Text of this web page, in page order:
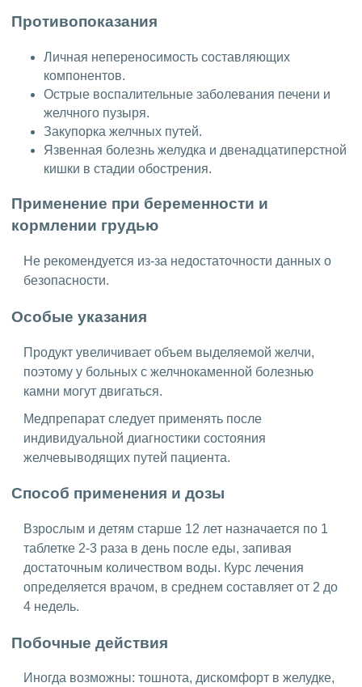
Противопоказания
Личная непереносимость составляющих
компонентов.
Острые воспалительные заболевания печени и
желчного пузыря.
Закупорка желчных путей.
Язвенная болезнь желудка и двенадцатиперстной
кишки в стадии обострения.
Применение при беременности и
кормлении грудью
Не рекомендуется из-за недостаточности данных о
безопасности.
Особые указания
Продукт увеличивает объем выделяемой желчи,
поэтому у больных с желчнокаменной болезнью
камни могут двигаться.
Медпрепарат следует применять после
индивидуальной диагностики состояния
желчевыводящих путей пациента.
Способ применения и дозы
Взрослым и детям старше 12 лет назначается по 1
таблетке 2-3 раза в день после еды, запивая
достаточным количеством воды. Курс лечения
определяется врачом, в среднем составляет от 2 до
4 недель.
Побочные действия
Иногда возможны: тошнота, дискомфорт в желудке,